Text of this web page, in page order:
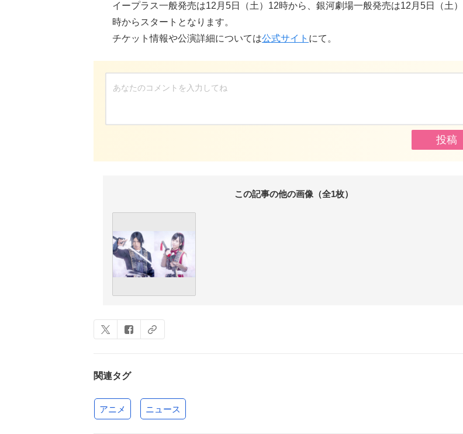
イープラス一般発売は12月5日（土）12時から、銀河劇場一般発売は12月5日（土
時からスタートとなります。
チケット情報や公演詳細については公式サイト にて。
この記事の他の画像（全1枚）
関連タグ
アニメ ニュース